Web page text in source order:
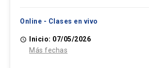
Online - Clases en vivo
access_time
Inicio: 07/05/2026
Más fechas